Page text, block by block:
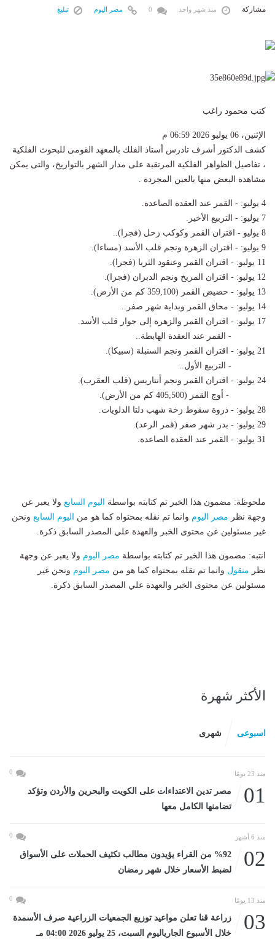
مشاركة منذ شهر واحد مصر اليوم تبليغ
كتب محمود راغب
الإثنين، 06 يوليو 2026 06:59 م
كشف الدكتور أشرف تادرس أستاذ الفلك بالمعهد القومى للبحوث الفلكية
، تفاصيل الظواهر الفلكية المرتقبة على مدار الشهر بالتواريخ، والتى يمكن
مشاهدة البعض منها بالعين المجردة .
4 يوليو: - القمر عند العقدة الصاعدة.
7 يوليو: - التربيع الأخير.
8 يوليو - اقتران القمر وكوكب زحل (فجرا)..
9 يوليو: - اقتران الزهرة ونجم قلب الأسد (مساءا).
11 يوليو: - اقتران القمر وعنقود الثريا (فجرا).
12 يوليو: - اقتران المريخ ونجم الدبران (فجرا).
13 يوليو: - حضيض القمر (359,100 كم من الأرض).
14 يوليو: - محاق القمر وبداية شهر صفر..
17 يوليو: - اقتران القمر والزهرة إلى جوار قلب الأسد.
- القمر عند العقدة الهابطة..
21 يوليو: - اقتران القمر ونجم السنبلة (سبيكا).
- التربيع الأول..
24 يوليو: - اقتران القمر ونجم أنتاريس (قلب العقرب).
- أوج القمر (405,500 كم من الأرض).
28 يوليو: - ذروة سقوط زخة شهب دلتا الدلويات.
29 يوليو: - بدر شهر صفر (قمر الرعد).
31 يوليو: - القمر عند العقدة الصاعدة.
ملحوظة: مضمون هذا الخبر تم كتابته بواسطة اليوم السابع ولا يعبر عن
وجهة نظر مصر اليوم وانما تم نقله بمحتواه كما هو من اليوم السابع ونحن
غير مسئولين عن محتوى الخبر والعهدة علي المصدر السابق ذكرة.
انتبه: مضمون هذا الخبر تم كتابته بواسطة مصر اليوم ولا يعبر عن وجهة
نظر منقول وانما تم نقله بمحتواه كما هو من مصر اليوم ونحن غير
مسئولين عن محتوى الخبر والعهدة علي المصدر السابق ذكرة.
الأكثر شهرة
اسبوعى شهرى
منذ 23 يومًا 0
01
مصر تدين الاعتداءات على الكويت والبحرين والأردن وتؤكد
تضامنها الكامل معها
منذ 6 أشهر 0
02
%92 من القراء يؤيدون مطالب تكثيف الحملات على الأسواق
لضبط الأسعار خلال شهر رمضان
منذ 13 يومًا 0
03
زراعة قنا تعلن مواعيد توزيع الجمعيات الزراعية صرف الأسمدة
خلال الأسبوع الجارياليوم السبت، 25 يوليو 2026 04:00 مـ